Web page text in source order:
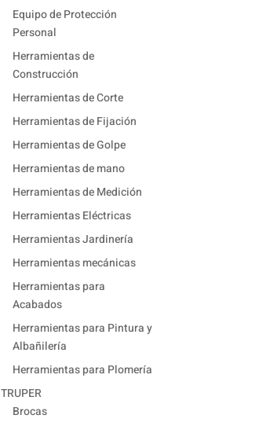
Equipo de Protección
Personal
Herramientas de
Construcción
Herramientas de Corte
Herramientas de Fijación
Herramientas de Golpe
Herramientas de mano
Herramientas de Medición
Herramientas Eléctricas
Herramientas Jardinería
Herramientas mecánicas
Herramientas para
Acabados
Herramientas para Pintura y
Albañilería
Herramientas para Plomería
TRUPER
Brocas